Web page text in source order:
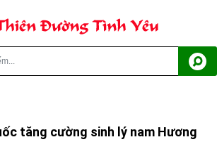
tăng cường sinh lý nam Hương